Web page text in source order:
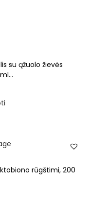
su ąžuolo žievės
rūgštimi, 200